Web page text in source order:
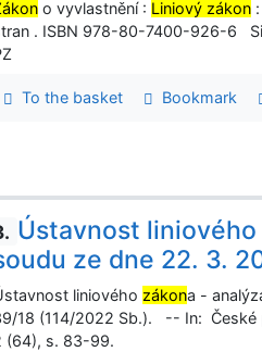
o vyvlastnění : Liniový zákon
. ISBN 978-80-7400-926-6
To the basket Bookmark
Ústavnost
ze dne 22. 3.
liniového zákona -
18 (114/2022 Sb.). -- In: České
(64), s. 83-99.